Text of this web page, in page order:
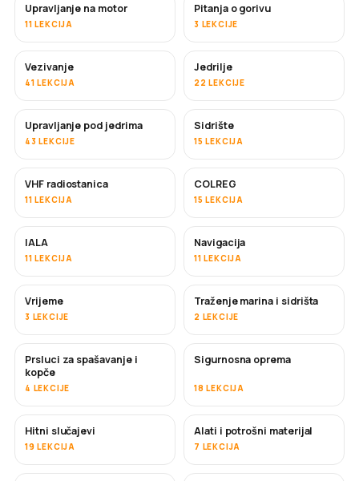
Upravljanje na motor
11 LEKCIJA
Pitanja o gorivu
3 LEKCIJE
Vezivanje
41 LEKCIJA
Jedrilje
22 LEKCIJE
Upravljanje pod jedrima
43 LEKCIJE
Sidrište
15 LEKCIJA
VHF radiostanica
11 LEKCIJA
COLREG
15 LEKCIJA
IALA
11 LEKCIJA
Navigacija
11 LEKCIJA
Vrijeme
3 LEKCIJE
Traženje marina i sidrišta
2 LEKCIJE
Prsluci za spašavanje i
kopče
4 LEKCIJE
Sigurnosna oprema
18 LEKCIJA
Hitni slučajevi
19 LEKCIJA
Alati i potrošni materijal
7 LEKCIJA